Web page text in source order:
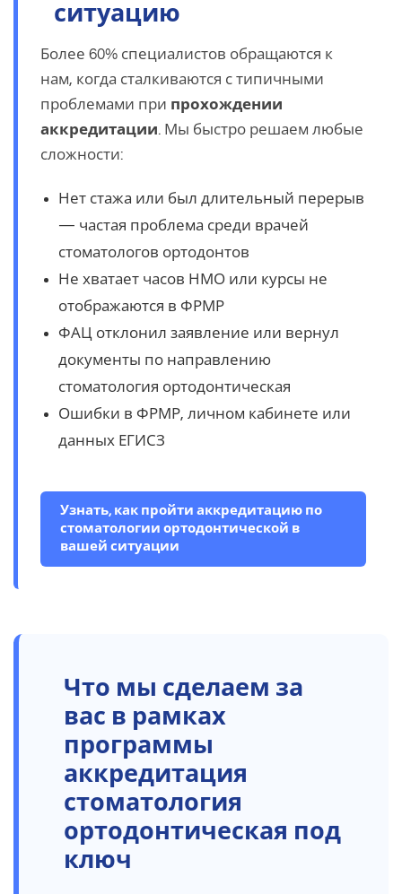
ситуацию
Более 60% специалистов обращаются к
нам, когда сталкиваются с типичными
проблемами при прохождении
аккредитации. Мы быстро решаем любые
сложности:
Нет стажа или был длительный перерыв
— частая проблема среди врачей
стоматологов ортодонтов
Не хватает часов НМО или курсы не
отображаются в ФРМР
ФАЦ отклонил заявление или вернул
документы по направлению
стоматология ортодонтическая
Ошибки в ФРМР, личном кабинете или
данных ЕГИСЗ
Узнать, как пройти аккредитацию по
стоматологии ортодонтической в
вашей ситуации
Что мы сделаем за
вас в рамках
программы
аккредитация
стоматология
ортодонтическая под
ключ